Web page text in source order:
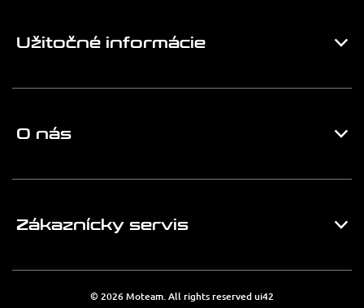
Užitočné informácie
O nás
Zákaznícky servis
© 2026 Moteam. All rights reservedui42